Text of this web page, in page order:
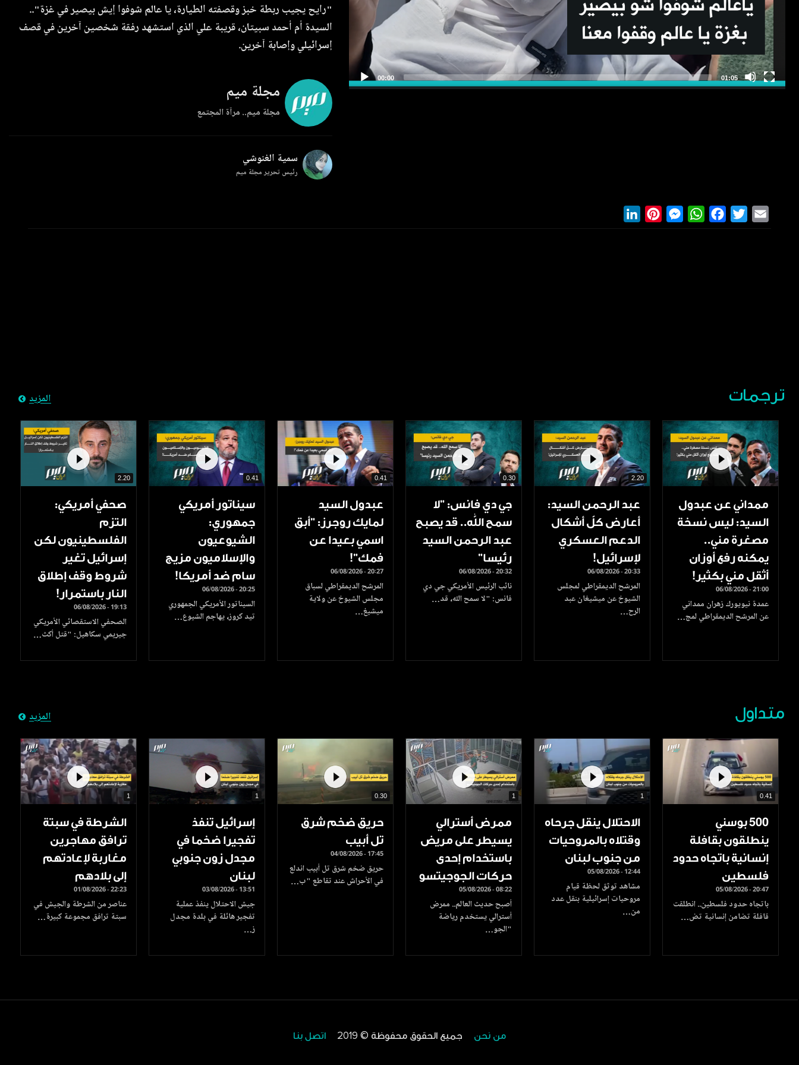
"رايح يجيب ربطة خبز وقصفته الطيارة، يا عالم شوفوا إيش بيصير في غزة"..
السيدة أم أحمد سبيتان، قريبة علي الذي استشهد رفقة شخصين آخرين في قصف
إسرائيلي وإصابة آخرين.
مجلة ميم
مجلة ميم.. مرآة المجتمع
سمية الغنوشي
رئيس تحرير مجلة ميم
LinkedInPinterestMessengerWhatsAppFacebook
Twitter
ترجمات المزيد
ممداني عن عبدول
السيد: ليس نسخة
مصغرة مني..
يمكنه رفع أوزان
أثقل مني بكثير!
06/08/2026 - 21:00
عمدة نيويورك زهران ممداني
عن المرشح الديمقراطي لمج…
2.20
عبد الرحمن السيد:
أعارض كلّ أشكال
الدعم العسكري
لإسرائيل!
06/08/2026 - 20:33
المرشح الديمقراطي لمجلس
الشيوخ عن ميشيغان عبد
الرح…
0.30
جي دي فانس: ”لا
سمح الله.. قد يصبح
عبد الرحمن السيد
رئيسا”
06/08/2026 - 20:32
نائب الرئيس الأمريكي جي دي
فانس: "لا سمح الله، قد…
0.41
عبدول السيد
لمايك روجرز: "أبق
اسمي بعيدا عن
فمك"!
06/08/2026 - 20:27
المرشح الديمقراطي لسباق
مجلس الشيوخ عن ولاية
ميشيغ…
0.41
سيناتور أمريكي
جمهوري:
الشيوعيون
والإسلاميون مزيج
سام ضد أمريكا!
06/08/2026 - 20:25
السيناتور الأمريكي الجمهوري
تيد كروز، يهاجم الشيوع…
2.20
صحفي أمريكي:
التزم
الفلسطينيون لكن
إسرائيل تغير
شروط وقف إطلاق
النار باستمرار!
06/08/2026 - 19:13
الصحفي الاستقصائي الأمريكي
جيريمي سكاهيل: "قتل أكث…
متداول المزيد
0.41
500 بوسني
ينطلقون بقافلة
إنسانية باتجاه حدود
فلسطين
05/08/2026 - 20:47
باتجاه حدود فلسطين.. انطلقت
قافلة تضامن إنسانية تض…
1
الاحتلال ينقل جرحاه
وقتلاه بالمروحيات
من جنوب لبنان
05/08/2026 - 12:44
مشاهد توثق لحظة قيام
مروحيات إسرائيلية بنقل عدد
من…
1
ممرض أسترالي
يسيطر على مريض
باستخدام إحدى
حركات الجوجيتسو
05/08/2026 - 08:22
أصبح حديث العالم.. ممرض
أسترالي يستخدم رياضة
"الجو…
0.30
حريق ضخم شرق
تل أبيب
04/08/2026 - 17:45
حريق ضخم شرق تل أبيب اندلع
في الأحراش عند تقاطع "ب…
1
إسرائيل تنفذ
تفجيرا ضخما في
مجدل زون جنوبي
لبنان
03/08/2026 - 13:51
جيش الاحتلال ينفذ عملية
تفجير هائلة في بلدة مجدل
ز…
1
الشرطة في سبتة
ترافق مهاجرين
مغاربة لإعادتهم
إلى بلادهم
01/08/2026 - 22:23
عناصر من الشرطة والجيش في
سبتة ترافق مجموعة كبيرة…
من نحن جميع الحقوق محفوظة © 2019 اتصل بنا